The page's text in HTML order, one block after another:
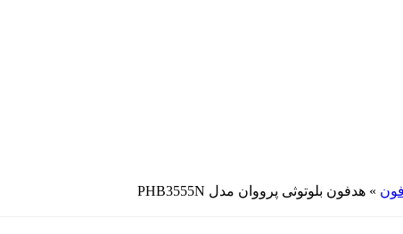
» هدفون بلوتوثی پرووان مدل PHB3555N